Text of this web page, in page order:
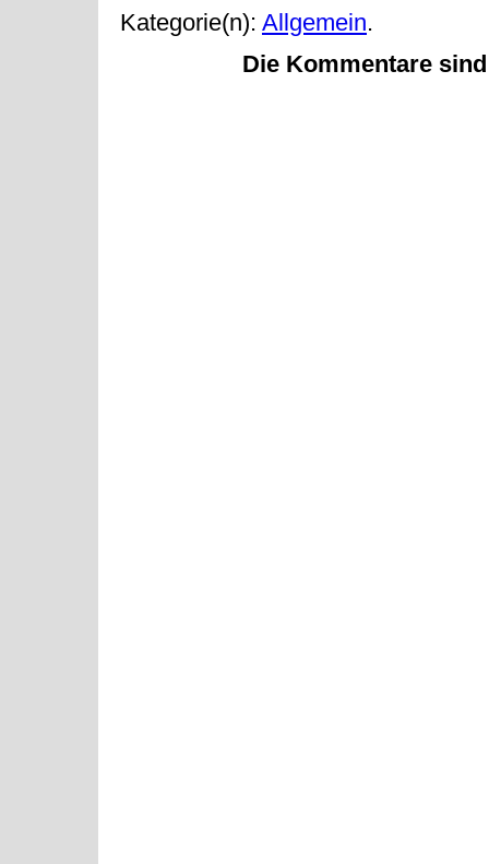
Kategorie(n): Allgemein.
Die Kommentare